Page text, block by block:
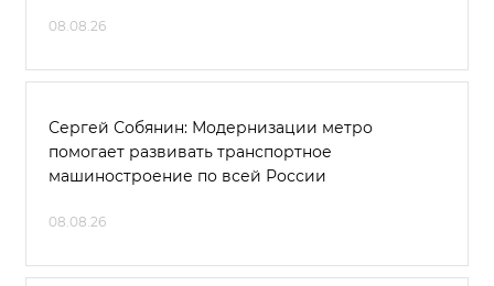
08.08.26
Сергей Собянин: Модернизации метро
помогает развивать транспортное
машиностроение по всей России
08.08.26